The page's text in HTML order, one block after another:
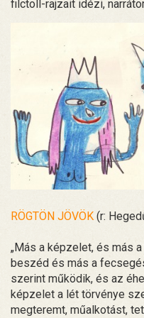
filctoll-rajzait idézi,
RÖGTÖN JÖVÖK(r:
„Más a képzelet, és más
beszéd és más a
szerint működik, és az
képzelet a lét törvénye
megteremt, műalkotást,